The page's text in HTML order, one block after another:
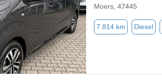
Moers, 47445
7.814 km Diesel